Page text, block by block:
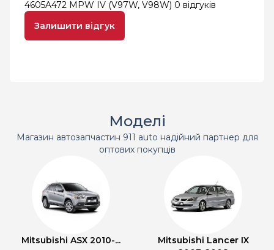
4605A472 MPW IV (V97W, V98W) 0 відгуків
Залишити відгук
Моделі
Магазин автозапчастин 911 auto надійний партнер для
оптових покупців
Mitsubishi ASX 2010-...
Mitsubishi Lancer IX